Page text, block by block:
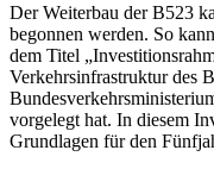
Der Weiterbau der B523
begonnen werden. So
dem Titel
Verkehrsinfrastruktur des
vorgelegt hat. In diesem
Grundlagen für den